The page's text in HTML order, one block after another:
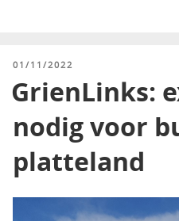
GEPLAATST
01/11/2022
GrienLinks:
nodig voor
platteland